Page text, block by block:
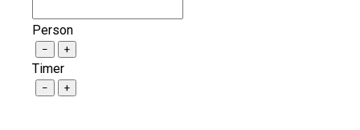
Person
− +
Timer
− +